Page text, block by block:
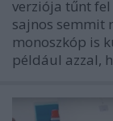
verziója tűnt
sajnos semmit
monoszkóp is
például azzal,